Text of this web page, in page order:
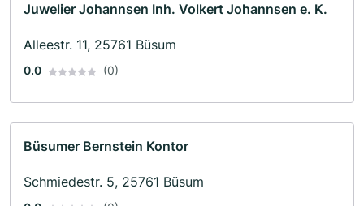
Juwelier Johannsen Inh. Volkert Johannsen e. K.
Alleestr. 11, 25761 Büsum
0.0 (0)
Büsumer Bernstein Kontor
Schmiedestr. 5, 25761 Büsum